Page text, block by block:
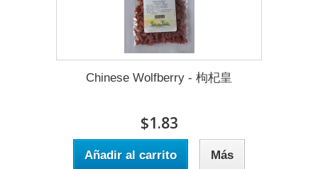
Chinese Wolfberry - 枸杞皇
$1.83
Añadir al carrito Más